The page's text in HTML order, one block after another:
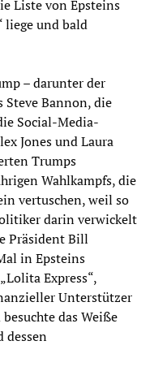
Liste von Epsteins
liege und bald
– darunter der
Steve Bannon, die
Social-Media-
Jones und Laura
Trumps
Wahlkampfs, die
vertuschen, weil so
darin verwickelt
Präsident Bill
in Epsteins
Express“,
Unterstützer
das Weiße
dessen